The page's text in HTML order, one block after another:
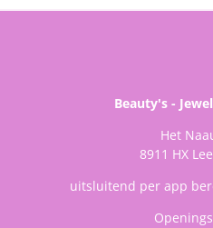
Beauty's -
Het
8911 HX
uitsluitend per app